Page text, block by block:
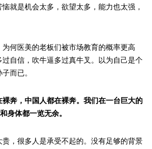
是机会太多，欲望太多，能力也太强，
医美的老板们被市场教育的概率更高
自信，吹牛逼多过真牛叉。以为自己是个
而已。
奔，中国人都在裸奔。我们在一台巨大的
身体都一览无余。
很多人是承受不起的。没有足够的背景